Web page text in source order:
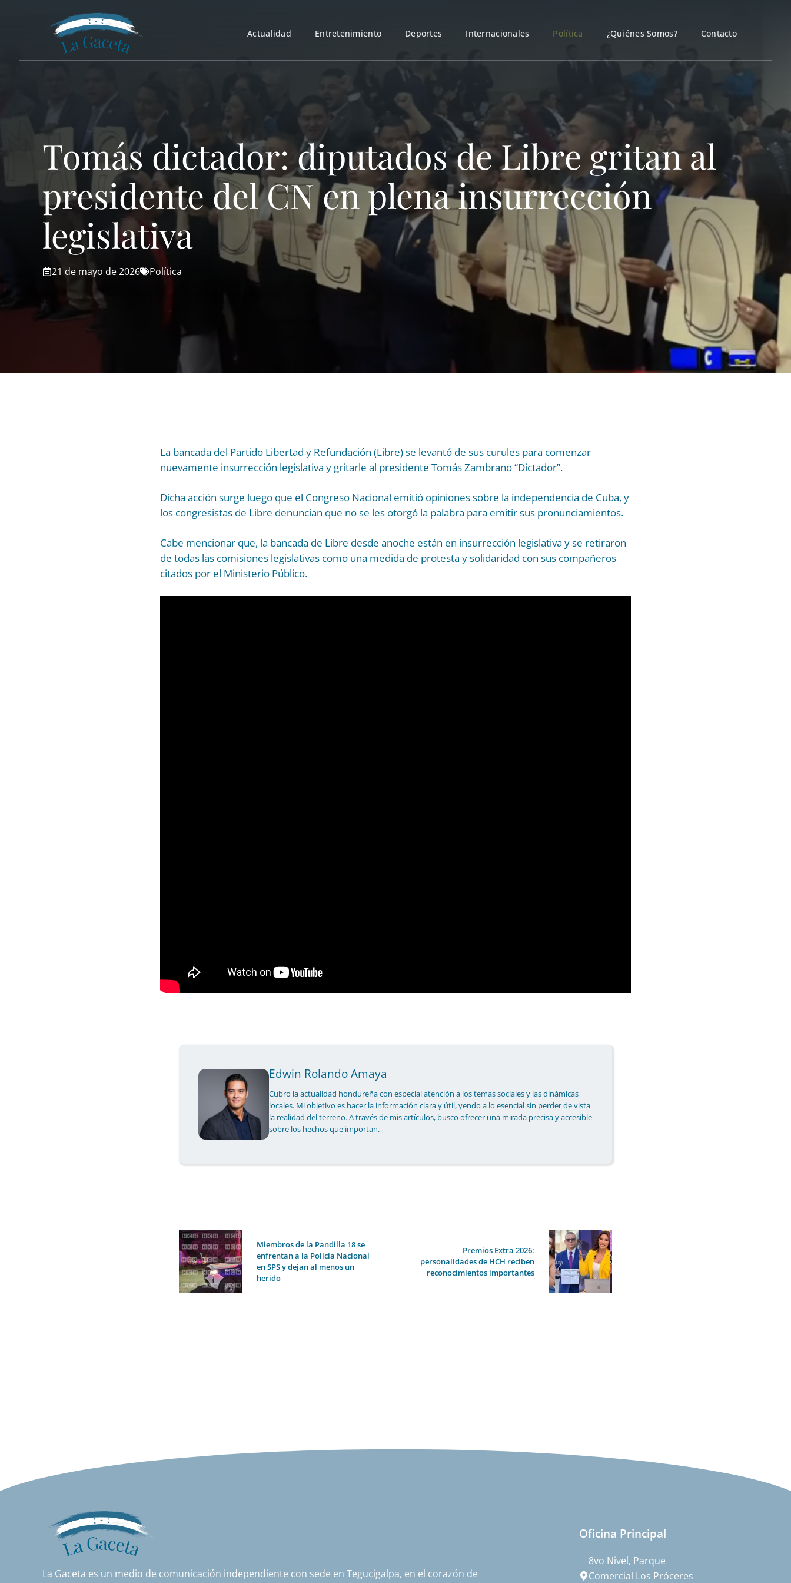
Actualidad Entretenimiento Deportes Internacionales Política ¿Quiénes Somos? Contacto
Tomás dictador: diputados de Libre gritan al
presidente del CN en plena insurrección
legislativa
21 de mayo de 2026 Política
La bancada del Partido Libertad y Refundación (Libre) se levantó de sus curules para comenzar
nuevamente insurrección legislativa y gritarle al presidente Tomás Zambrano “Dictador”.
Dicha acción surge luego que el Congreso Nacional emitió opiniones sobre la independencia de Cuba, y
los congresistas de Libre denuncian que no se les otorgó la palabra para emitir sus pronunciamientos.
Cabe mencionar que, la bancada de Libre desde anoche están en insurrección legislativa y se retiraron
de todas las comisiones legislativas como una medida de protesta y solidaridad con sus compañeros
citados por el Ministerio Público.
Edwin Rolando Amaya
Cubro la actualidad hondureña con especial atención a los temas sociales y las dinámicas
locales. Mi objetivo es hacer la información clara y útil, yendo a lo esencial sin perder de vista
la realidad del terreno. A través de mis artículos, busco ofrecer una mirada precisa y accesible
sobre los hechos que importan.
Miembros de la Pandilla 18 se
enfrentan a la Policía Nacional
en SPS y dejan al menos un
herido
Premios Extra 2026:
personalidades de HCH reciben
reconocimientos importantes
La Gaceta es un medio de comunicación independiente con sede en Tegucigalpa, en el corazón de
Oficina Principal
8vo Nivel, Parque
Comercial Los Próceres